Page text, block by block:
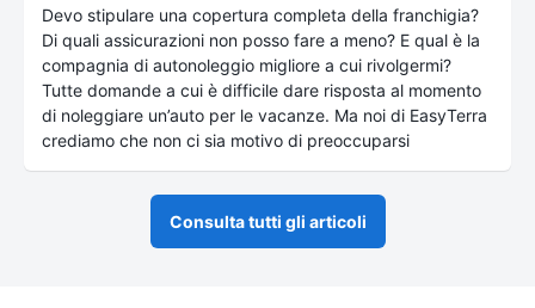
Devo stipulare una copertura completa della franchigia?
Di quali assicurazioni non posso fare a meno? E qual è la
compagnia di autonoleggio migliore a cui rivolgermi?
Tutte domande a cui è difficile dare risposta al momento
di noleggiare un’auto per le vacanze. Ma noi di EasyTerra
crediamo che non ci sia motivo di preoccuparsi
Consulta tutti gli articoli